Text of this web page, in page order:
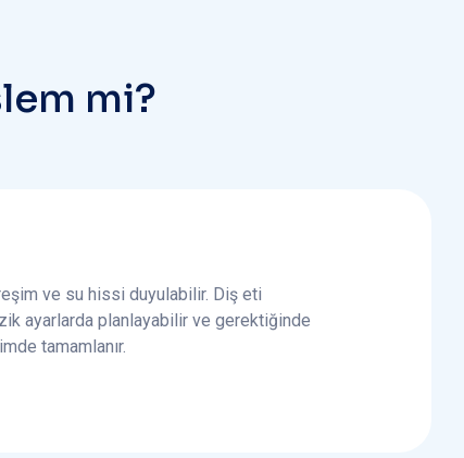
lem mi?
ve su hissi duyulabilir. Diş eti
ayarlarda planlayabilir ve gerektiğinde
tamamlanır.